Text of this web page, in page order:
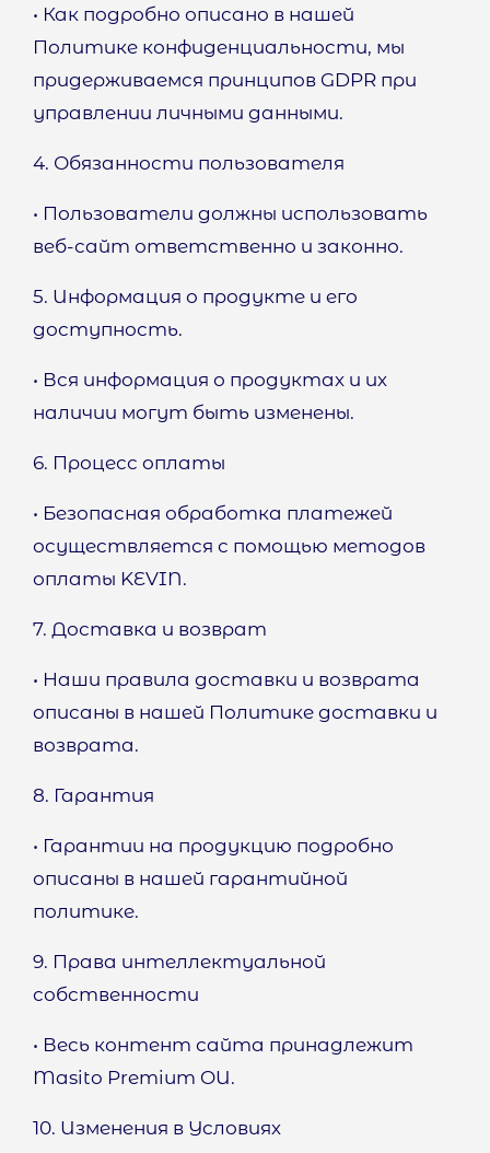
• Как подробно описано в нашей
Политике конфиденциальности, мы
придерживаемся принципов GDPR при
управлении личными данными.
4. Обязанности пользователя
• Пользователи должны использовать
веб-сайт ответственно и законно.
5. Информация о продукте и его
доступность.
• Вся информация о продуктах и их
наличии могут быть изменены.
6. Процесс оплаты
• Безопасная обработка платежей
осуществляется с помощью методов
оплаты KEVIN.
7. Доставка и возврат
• Наши правила доставки и возврата
описаны в нашей Политике доставки и
возврата.
8. Гарантия
• Гарантии на продукцию подробно
описаны в нашей гарантийной
политике.
9. Права интеллектуальной
собственности
• Весь контент сайта принадлежит
Masito Premium OU.
10. Изменения в Условиях